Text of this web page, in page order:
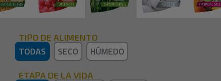
TIPO DE ALIMENTO
TODAS SECO HÚMEDO
ETAPA DE LA VIDA